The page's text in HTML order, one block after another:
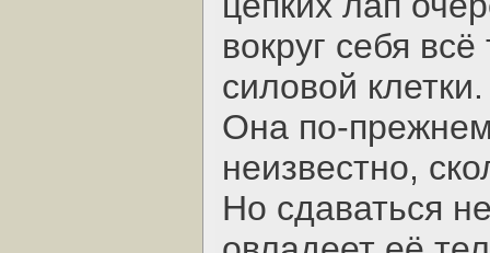
вокруг себя
силовой клетки.
Она по-
неизвестно,
Но сдаваться